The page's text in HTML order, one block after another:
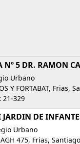
Nº 5 DR. RAMON
Urbano
Y FORTABAT, Frias,
21-329
JARDIN DE
Urbano
475, Frias,